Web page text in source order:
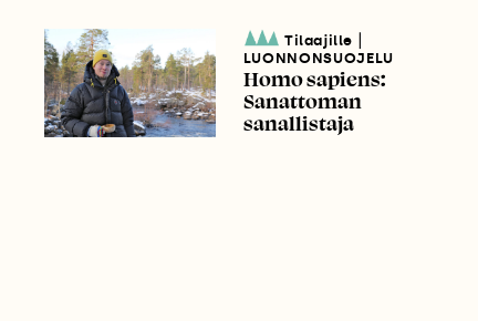
Tilaajille
LUONNONSUOJELU
Homo sapiens:
Sanattoman
sanallistaja